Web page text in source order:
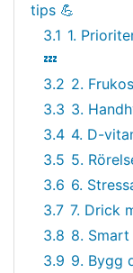
tips 💪
3.1 1.
💤
3.2 2.
3.3 3.
3.4 4. D-
3.5 5.
3.6 6.
3.7 7. Drick
3.8 8. Smart
3.9 9. Bygg